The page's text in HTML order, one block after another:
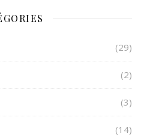
(29)
(2)
(3)
(14)